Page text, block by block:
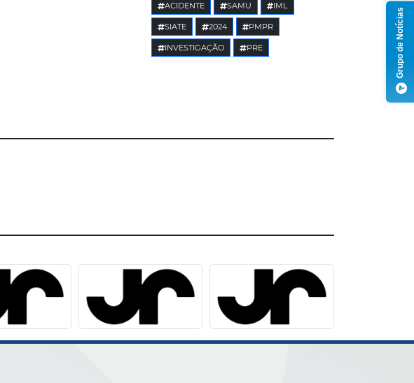
ACIDENTE SAMU IML
SIATE 2024 PMPR
INVESTIGAÇÃO PRE Grupo de Notícias